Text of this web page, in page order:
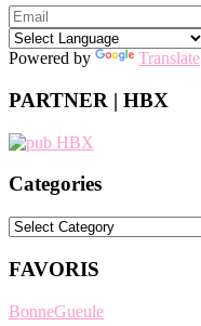
Powered by Translate
PARTNER | HBX
Categories
Categories
FAVORIS
BonneGueule